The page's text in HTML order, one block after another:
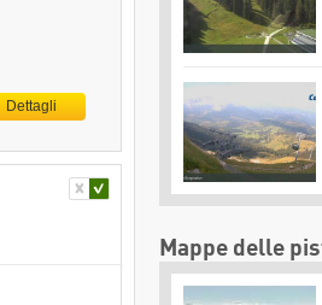
Dettagli
Mappe delle